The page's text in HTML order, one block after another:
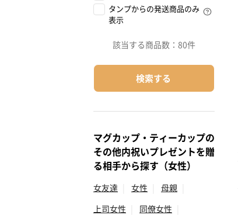
タンプからの発送商品のみ
表示
該当する商品数： 80件
検索する
マグカップ・ティーカップの
その他内祝いプレゼントを贈
る相手から探す（女性）
女友達 女性 母親
上司女性
同僚女性